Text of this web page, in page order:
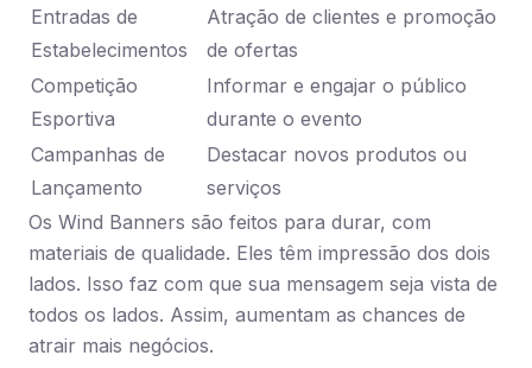
Entradas de
Estabelecimentos
Atração de clientes e promoção
de ofertas
Competição
Esportiva
Informar e engajar o público
durante o evento
Campanhas de
Lançamento
Destacar novos produtos ou
serviços
Os Wind Banners são feitos para durar, com
materiais de qualidade. Eles têm impressão dos dois
lados. Isso faz com que sua mensagem seja vista de
todos os lados. Assim, aumentam as chances de
atrair mais negócios.